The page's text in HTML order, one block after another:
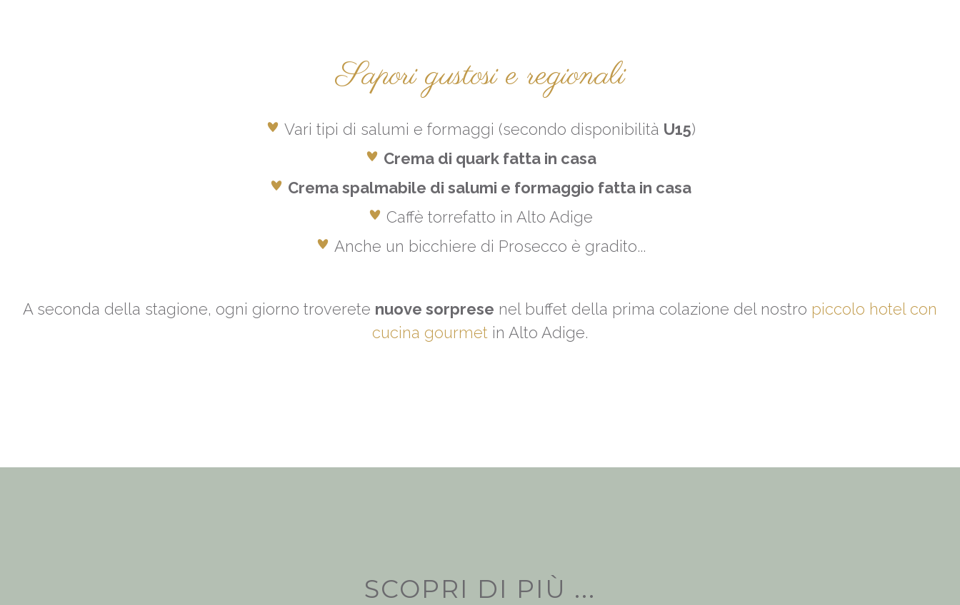
Sapori gustosi e regionali
Vari tipi di salumi e formaggi (secondo disponibilità U15)
Crema di quark fatta in casa
Crema spalmabile di salumi e formaggio fatta in casa
Caffè torrefatto in Alto Adige
Anche un bicchiere di Prosecco è gradito...
A seconda della stagione, ogni giorno troverete nuove sorprese nel buffet della prima colazione del nostro piccolo hotel con
cucina gourmet in Alto Adige.
SCOPRI DI PIÙ ...